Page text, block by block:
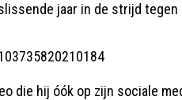
jaar in de strijd tegen
die hij óók op zijn sociale